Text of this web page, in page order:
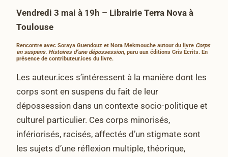
Vendredi 3 mai à 19h – Librairie Terra Nova à
Toulouse
Rencontre avec Soraya Guendouz et Nora Mekmouche autour du livre Corps
en suspens. Histoires d’une dépossession, paru aux éditions Cris Écrits. En
présence de contributeur.ices du livre.
Les auteur.ices s’intéressent à la manière dont les
corps sont en suspens du fait de leur
dépossession dans un contexte socio-politique et
culturel particulier. Ces corps minorisés,
infériorisés, racisés, affectés d’un stigmate sont
les sujets d’une réflexion multiple, théorique,